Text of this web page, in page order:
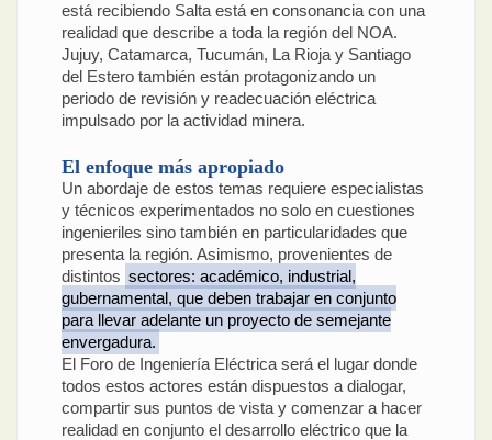
está recibiendo Salta está en consonancia con una
realidad que describe a toda la región del NOA.
Jujuy, Catamarca, Tucumán, La Rioja y Santiago
del Estero también están protagonizando un
periodo de revisión y readecuación eléctrica
impulsado por la actividad minera.
El enfoque más apropiado
Un abordaje de estos temas requiere especialistas
y técnicos experimentados no solo en cuestiones
ingenieriles sino también en particularidades que
presenta la región. Asimismo, provenientes de
distintos sectores: académico, industrial,
gubernamental, que deben trabajar en conjunto
para llevar adelante un proyecto de semejante
envergadura.
El Foro de Ingeniería Eléctrica será el lugar donde
todos estos actores están dispuestos a dialogar,
compartir sus puntos de vista y comenzar a hacer
realidad en conjunto el desarrollo eléctrico que la